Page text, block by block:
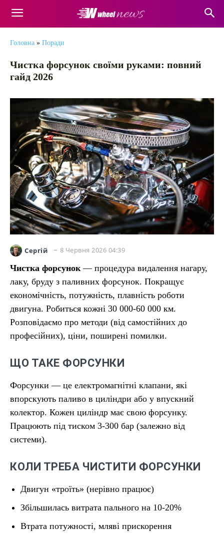
Головна » Поради
Чистка форсунок своїми руками: повний
гайд 2026
Сергій 8 Червня 2026 04:39
Чистка форсунок— процедура видалення нагару,
лаку, бруду з паливних форсунок. Покращує
економічність, потужність, плавність роботи
двигуна. Робиться кожні 30 000-60 000 км.
Розповідаємо про методи (від самостійних до
професійних), ціни, поширені помилки.
ЩО ТАКЕ ФОРСУНКИ
Форсунки — це електромагнітні клапани, які
впорскують паливо в циліндри або у впускний
колектор. Кожен циліндр має свою форсунку.
Працюють під тиском 3-300 бар (залежно від
системи).
КОЛИ ТРЕБА ЧИСТИТИ ФОРСУНКИ
Двигун «троїть» (нерівно працює)
Збільшилась витрата пального на 10-20%
Втрата потужності, мляві прискорення